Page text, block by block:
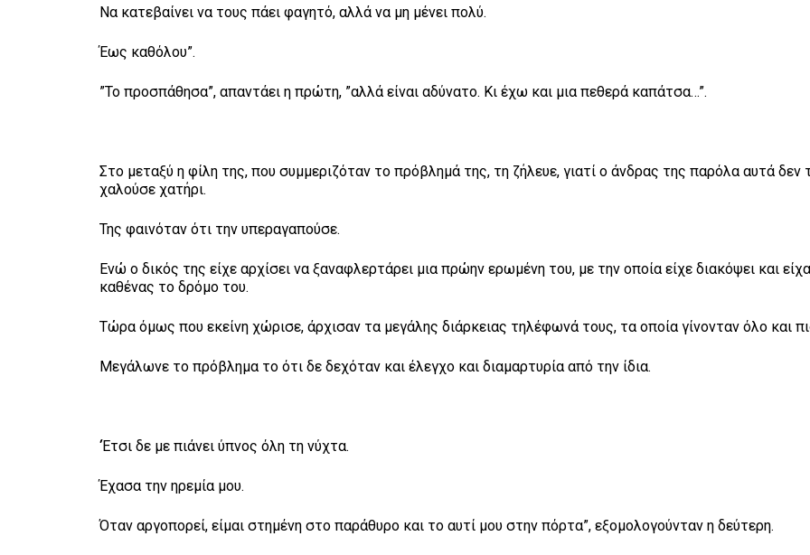
Να κατεβαίνει να τους πάει φαγητό, αλλά να μη μένει πολύ.
Έως καθόλου”.
”Το προσπάθησα”, απαντάει η πρώτη, ”αλλά είναι αδύνατο. Κι έχω και μια πεθερά καπάτσα…”.
Στο μεταξύ η φίλη της, που συμμεριζόταν το πρόβλημά της, τη ζήλευε, γιατί ο άνδρας της παρόλα αυτά δεν
χαλούσε χατήρι.
Της φαινόταν ότι την υπεραγαπούσε.
Ενώ ο δικός της είχε αρχίσει να ξαναφλερτάρει μια πρώην ερωμένη του, με την οποία είχε διακόψει και
καθένας το δρόμο του.
Τώρα όμως που εκείνη χώρισε, άρχισαν τα μεγάλης διάρκειας τηλέφωνά τους, τα οποία γίνονταν όλο και
Μεγάλωνε το πρόβλημα το ότι δε δεχόταν και έλεγχο και διαμαρτυρία από την ίδια.
‘Έτσι δε με πιάνει ύπνος όλη τη νύχτα.
Έχασα την ηρεμία μου.
Όταν αργοπορεί, είμαι στημένη στο παράθυρο και το αυτί μου στην πόρτα”, εξομολογούνταν η δεύτερη.